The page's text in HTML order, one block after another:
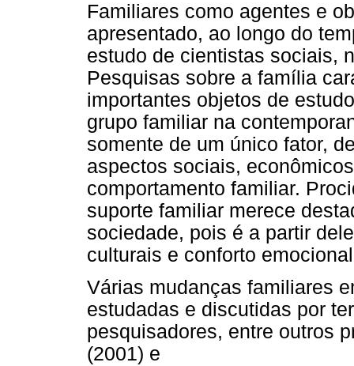
Familiares como agentes e
apresentado, ao longo do
estudo de cientistas sociais,
Pesquisas sobre a família
importantes objetos de
grupo familiar na
somente de um único fator,
aspectos sociais,
comportamento familiar.
suporte familiar merece
sociedade, pois é a partir
culturais e conforto
Várias mudanças familiares
estudadas e discutidas por
pesquisadores, entre outros
(2001) e